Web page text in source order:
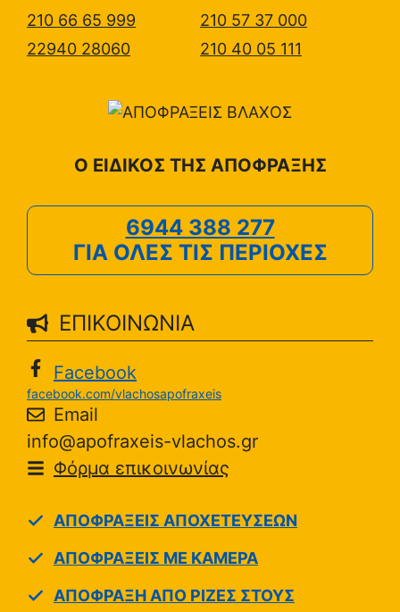
210 66 65 999
22940 28060
210 57 37 000
210 40 05 111
Ο ΕΙΔΙΚΟΣ ΤΗΣ ΑΠΟΦΡΑΞΗΣ
6944 388 277
ΓΙΑ ΟΛΕΣ ΤΙΣ ΠΕΡΙΟΧΕΣ
ΕΠΙΚΟΙΝΩΝΙΑ
Facebook
facebook.com/vlachosapofraxeis
Email
info@apofraxeis-vlachos.gr
Φόρμα επικοινωνίας
ΑΠΟΦΡΑΞΕΙΣ ΑΠΟΧΕΤΕΥΣΕΩΝ
ΑΠΟΦΡΑΞΕΙΣ ΜΕ ΚΑΜΕΡΑ
ΑΠΟΦΡΑΞΗ ΑΠΟ ΡΙΖΕΣ ΣΤΟΥΣ